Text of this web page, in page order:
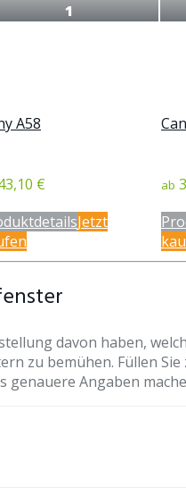
1
A58
€ ab
Jetzt
davon haben,
zu bemühen. Füllen
genauere Angaben